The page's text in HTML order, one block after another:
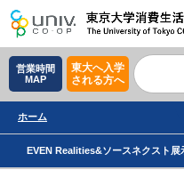
営業時間
MAP
東大へ入学
される方へ
ホーム
EVEN Realities&ソースネクスト